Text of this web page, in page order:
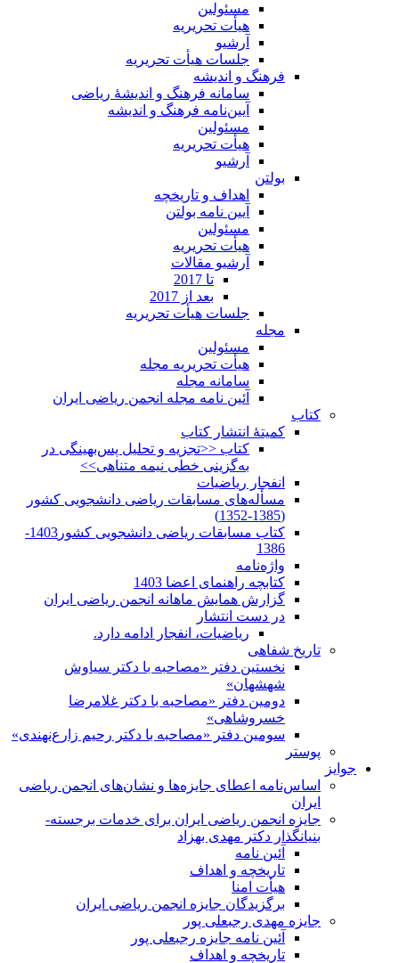
مسئولین
هیأت تحریریه
آرشیو
جلسات هیأت تحریریه
فرهنگ و اندیشه
سامانه فرهنگ و اندیشۀ ریاضی
آیین‌نامه فرهنگ و اندیشه
مسئولین
هیأت تحریریه
آرشیو
بولتن
اهداف و تاریخچه
آیین نامه بولتن
مسئولین
هیأت تحریریه
آرشیو مقالات
تا 2017
بعد از 2017
جلسات هیأت تحریریه
مجله
مسئولین
هیأت تحریریه مجله
سامانه مجله
آئین نامه مجله انجمن ریاضی ایران
کتاب
کمیتۀ انتشار کتاب
کتاب <<تجزیه و تحلیل پس‌بهینگی در
به‌گزینی خطی نیمه متناهی>>
انفجار ریاضیات
مسأله‌های مسابقات ریاضی دانشجویی کشور
(1385-1352)
کتاب مسابقات ریاضی دانشجویی کشور1403-
1386
واژه‌نامه
کتابچه راهنمای اعضا 1403
گزارش همایش ماهانه انجمن ریاضی ایران
در دست انتشار
ریاضیات، انفجار ادامه دارد.
تاریخ شفاهی
نخستین دفتر «مصاحبه با دکتر سیاوش
شهشهان»
دومین دفتر «مصاحبه با دکتر غلامرضا
خسروشاهی»
سومین دفتر «مصاحبه با دکتر رحیم زارع‌نهندی»
پوستر
جوایز
اساس‌نامه اعطای جایزه‌ها و نشان‌های انجمن ریاضی
ایران
جایزه انجمن ریاضی ایران برای خدمات برجسته-
بنیانگذار دکتر مهدی بهزاد
آئین نامه
تاریخچه و اهداف
هیأت امنا
برگزیدگان جایزه انجمن ریاضی ایران
جایزه مهدی رجبعلی پور
آئین نامه جایزه رجبعلی پور
تاریخچه و اهداف